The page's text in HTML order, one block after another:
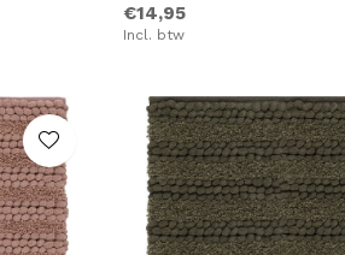
€14,95
Incl. btw